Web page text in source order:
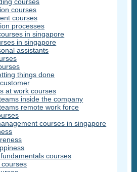
courses
courses
courses
processes
in singapore
in singapore
assistants
things done
at work courses
inside the company
remote work force
courses in singapore
courses